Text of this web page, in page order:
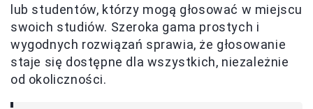
lub studentów, którzy mogą głosować w miejscu
swoich studiów. Szeroka gama prostych i
wygodnych rozwiązań sprawia, że głosowanie
staje się dostępne dla wszystkich, niezależnie
od okoliczności.